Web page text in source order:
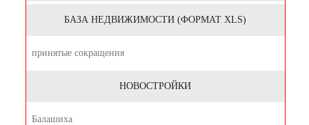
БАЗА НЕДВИЖИМОСТИ (ФОРМАТ XLS)
принятые сокращения
НОВОСТРОЙКИ
Балашиха